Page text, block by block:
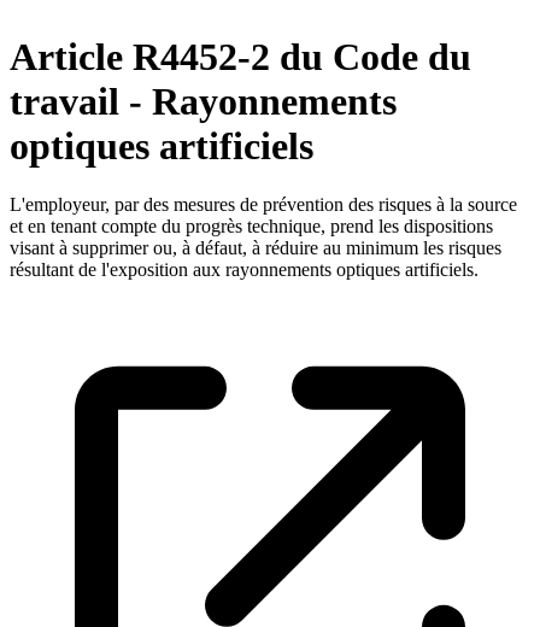
Article R4452-2 du Code du
travail - Rayonnements
optiques artificiels
L'employeur, par des mesures de prévention des risques à la source
et en tenant compte du progrès technique, prend les dispositions
visant à supprimer ou, à défaut, à réduire au minimum les risques
résultant de l'exposition aux rayonnements optiques artificiels.